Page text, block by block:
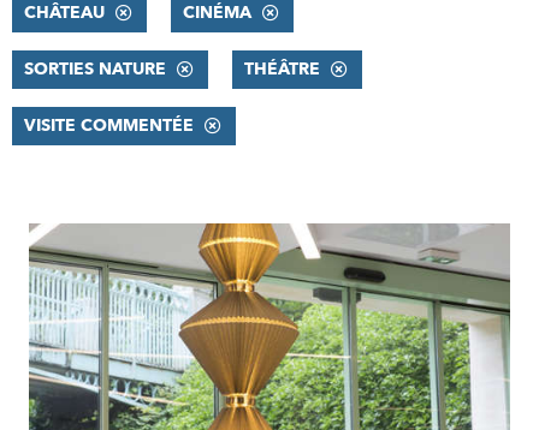
CHÂTEAU CINÉMA
SORTIES NATURE THÉÂTRE
VISITE COMMENTÉE
RÉSULTATS